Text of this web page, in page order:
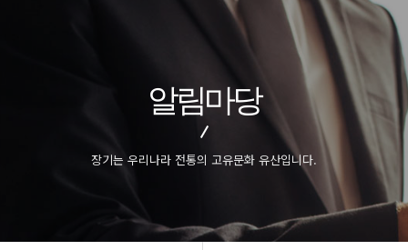
알림마당
장기는 우리나라 전통의 고유문화 유산입니다.